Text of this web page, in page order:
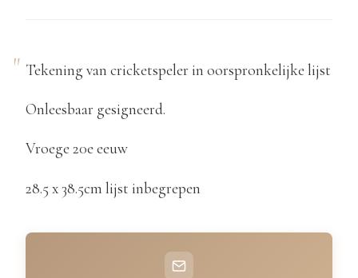
Tekening van cricketspeler in oorspronkelijke lijst
Onleesbaar gesigneerd.
Vroege 20e eeuw
28.5 x 38.5cm lijst inbegrepen